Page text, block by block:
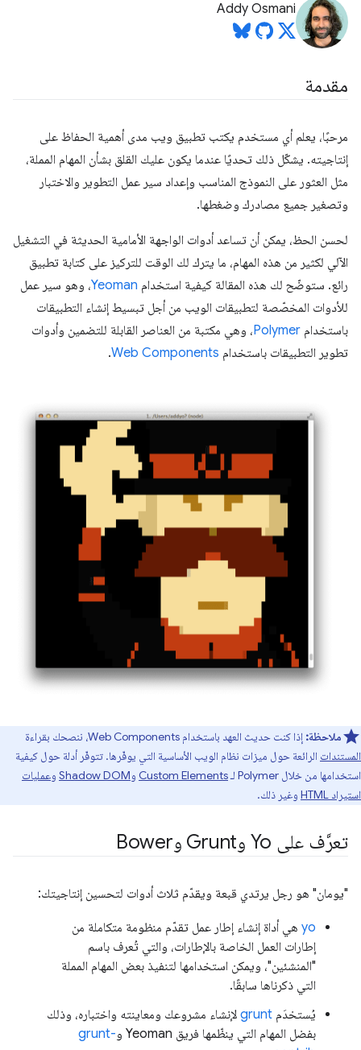
Addy Osmani
مقدمة
مرحبًا، يعلم أي مستخدم يكتب تطبيق ويب مدى أهمية الحفاظ على
إنتاجيته. يشكّل ذلك تحديًا عندما يكون عليك القلق بشأن المهام المملة،
مثل العثور على النموذج المناسب وإعداد سير عمل التطوير والاختبار
وتصغير جميع مصادرك وضغطها.
لحسن الحظ، يمكن أن تساعد أدوات الواجهة الأمامية الحديثة في التشغيل
الآلي لكثير من هذه المهام، ما يترك لك الوقت للتركيز على كتابة تطبيق
رائع. ستوضّح لك هذه المقالة كيفية استخدام Yeoman، وهو سير عمل
للأدوات المخصّصة لتطبيقات الويب من أجل تبسيط إنشاء التطبيقات
باستخدام Polymer، وهي مكتبة من العناصر القابلة للتضمين وأدوات
تطوير التطبيقات باستخدام Web Components
.
ملاحظة: إذا كنت حديث العهد باستخدام Web Components، ننصحك بقراءة
المستندات الرائعة حول ميزات نظام الويب الأساسية التي يوفّرها. تتوفّر أدلة حول كيفية
استخدامها من خلال Polymer لـ
Custom Elements وShadow DOM وعمليات
استيراد HTML
وغير ذلك.
تعرَّف على Yo وGrunt وBower
"يومان" هو رجل يرتدي قبعة ويقدّم ثلاث أدوات لتحسين إنتاجيتك:
yo هي أداة إنشاء إطار عمل تقدّم منظومة متكاملة من
إطارات العمل الخاصة بالإطارات، والتي تُعرف باسم
"المنشئين"، ويمكن استخدامها لتنفيذ بعض المهام المملة
التي ذكرناها سابقًا.
يُستخدَم grunt لإنشاء مشروعك ومعاينته واختباره، وذلك
بفضل المهام التي ينظّمها فريق Yeoman و
grunt-